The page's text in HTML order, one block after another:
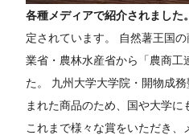
各種メディアで紹介されました。
定されています。 自然薯王国
業省・農林水産省から「農商工
た。 九州大学大学院・開物成
まれた商品のため、国や大学に
これまで様々な賞をいただき、